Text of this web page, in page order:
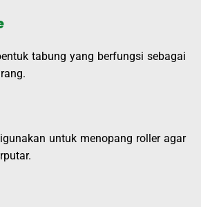
tabung yang berfungsi sebagai
untuk menopang roller agar